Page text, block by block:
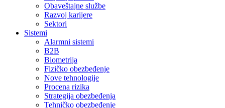
Obaveštajne službe
Razvoj karijere
Sektori
Sistemi
Alarmni sistemi
B2B
Biometrija
Fizičko obezbeđenje
Nove tehnologije
Procena rizika
Strategija obezbeđenja
Tehničko obezbeđenje